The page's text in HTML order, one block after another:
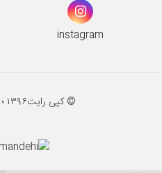
instagram
© کپی رایت۱۳۹۶ ؛